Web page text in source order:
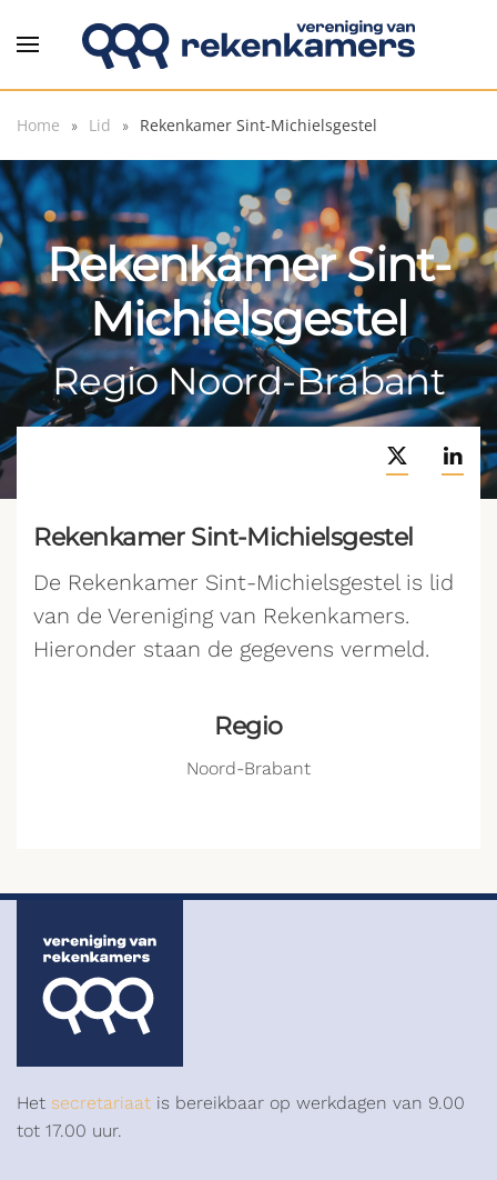
Overslaan en naar de inhoud gaan
Home Lid Rekenkamer Sint-Michielsgestel
Rekenkamer Sint-
Michielsgestel
Regio Noord-Brabant
Rekenkamer Sint-Michielsgestel
De Rekenkamer Sint-Michielsgestel is lid
van de Vereniging van Rekenkamers.
Hieronder staan de gegevens vermeld.
Regio
Noord-Brabant
Het secretariaat is bereikbaar op werkdagen van 9.00
tot 17.00 uur.